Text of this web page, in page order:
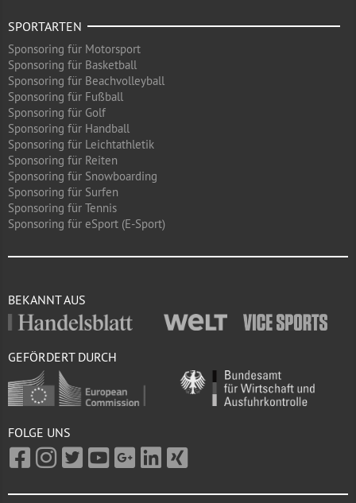
SPORTARTEN
Sponsoring für Motorsport
Sponsoring für Basketball
Sponsoring für Beachvolleyball
Sponsoring für Fußball
Sponsoring für Golf
Sponsoring für Handball
Sponsoring für Leichtathletik
Sponsoring für Reiten
Sponsoring für Snowboarding
Sponsoring für Surfen
Sponsoring für Tennis
Sponsoring für eSport (E-Sport)
BEKANNT AUS
GEFÖRDERT DURCH
FOLGE UNS